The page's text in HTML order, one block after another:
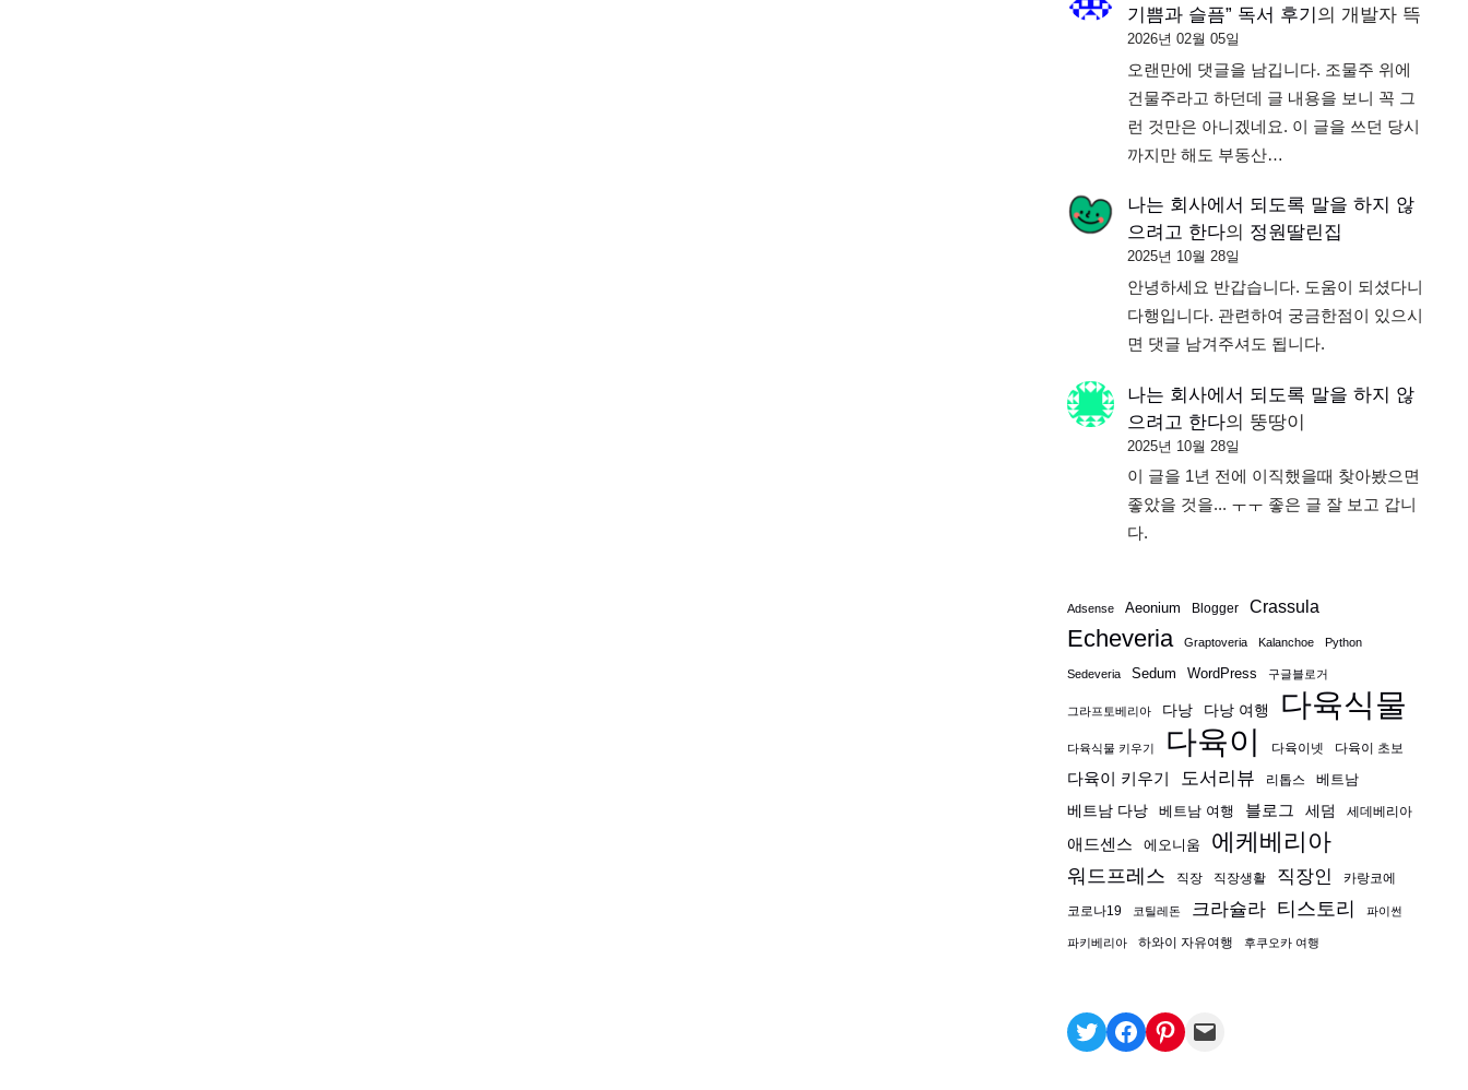
기쁨과 슬픔” 독서 후기 의 개발자 뜩
2026년 02월 05일
오랜만에 댓글을 남깁니다. 조물주 위에
건물주라고 하던데 글 내용을 보니 꼭 그
런 것만은 아니겠네요. 이 글을 쓰던 당시
까지만 해도 부동산…
나는 회사에서 되도록 말을 하지 않
으려고 한다의 정원딸린집
2025년 10월 28일
안녕하세요 반갑습니다. 도움이 되셨다니
다행입니다. 관련하여 궁금한점이 있으시
면 댓글 남겨주셔도 됩니다.
나는 회사에서 되도록 말을 하지 않
으려고 한다의 뚱땅이
2025년 10월 28일
이 글을 1년 전에 이직했을때 찾아봤으면
좋았을 것을... ㅜㅜ 좋은 글 잘 보고 갑니
다.
Adsense Aeonium Blogger Crassula
Echeveria Graptoveria Kalanchoe Python
Sedeveria Sedum WordPress 구글블로거
그라프토베리아 다낭 다낭 여행 다육식물
다육식물 키우기 다육이 다육이넷 다육이 초보
다육이 키우기 도서리뷰 리톱스
베트남
베트남 다낭
베트남 여행 블로그 세덤 세데베리아
애드센스 에오니움 에케베리아
워드프레스 직장 직장생활 직장인 카랑코에
코로나19 코틸레돈 크라슐라 티스토리 파이썬
파키베리아 하와이 자유여행 후쿠오카 여행